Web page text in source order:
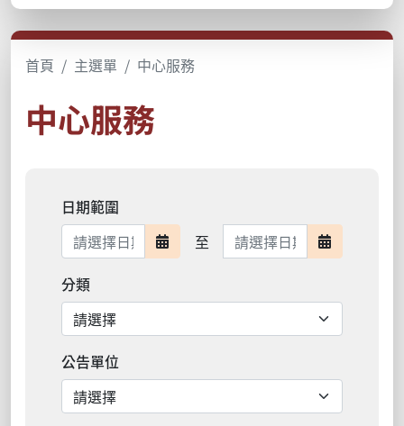
首頁 主選單 中心服務
中心服務
日期範圍
日期範圍開始
至 日期範圍結束 日期範圍
分類
公告單位